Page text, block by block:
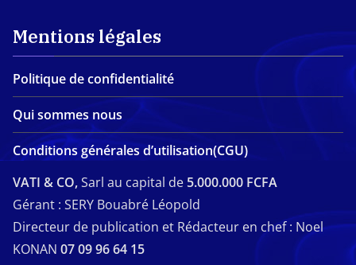
Mentions légales
Politique de confidentialité
Qui sommes nous
Conditions générales d’utilisation(CGU)
VATI & CO,Sarl au capital de 5.000.000 FCFA
Gérant : SERY Bouabré Léopold
Directeur de publication et Rédacteur en chef : Noel
KONAN 07 09 96 64 15